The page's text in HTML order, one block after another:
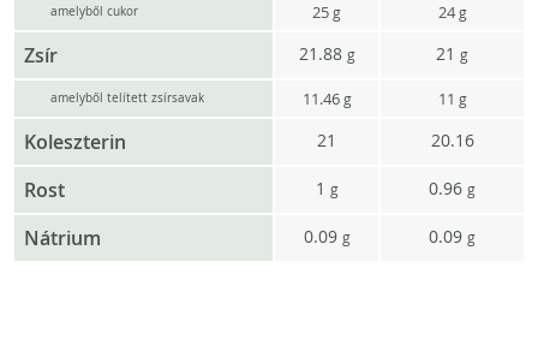
amelyből cukor 25g 24 g
Zsír 21.88 g 21 g
amelyből telített zsírsavak 11.46g 11 g
Koleszterin 21 20.16
Rost 1 g 0.96 g
Nátrium 0.09 g 0.09 g